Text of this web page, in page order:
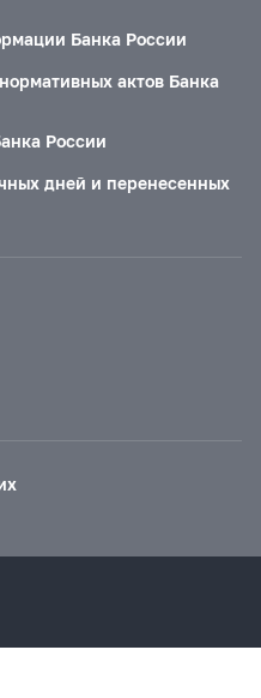
Банка России
актов Банка
России
дней и перенесенных